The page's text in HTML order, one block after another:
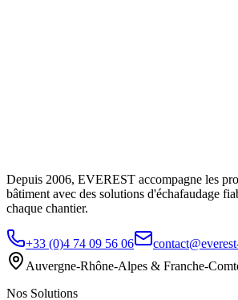
Depuis 2006, EVEREST accompagne les
bâtiment avec des solutions d'échafaudage
chaque chantier.
+33 (0)4 74 09 56 06
Auvergne-Rhône-Alpes & Franche-
Nos Solutions